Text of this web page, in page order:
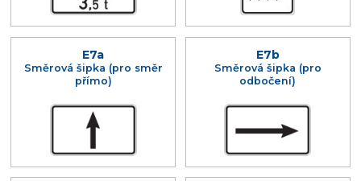
E7a
Směrová šipka (pro směr
přímo)
E7b
Směrová šipka (pro
odbočení)